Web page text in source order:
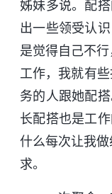
姊妹多说。配
出一些领受认
是觉得自己不
工作，我就有
务的人跟她配
长配搭也是工
什么每次让我
求。